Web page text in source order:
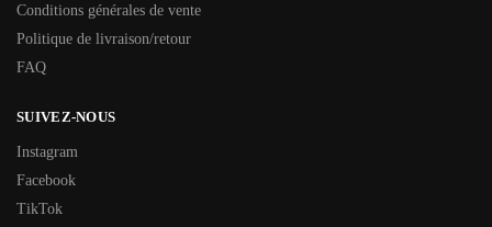
Conditions générales de vente
Politique de livraison/retour
FAQ
SUIVEZ-NOUS
Instagram
Facebook
TikTok